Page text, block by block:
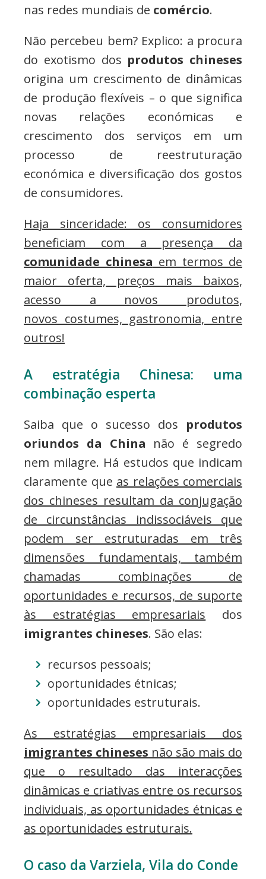
nas redes mundiais de comércio.
Não percebeu bem? Explico: a procura
do exotismo dos produtos chineses
origina um crescimento de dinâmicas
de produção flexíveis – o que significa
novas relações económicas e
crescimento dos serviços em um
processo de reestruturação
económica e diversificação dos gostos
de consumidores.
Haja sinceridade: os consumidores
beneficiam com a presença da
comunidade chinesa em termos de
maior oferta, preços mais baixos,
acesso a novos produtos,
novos costumes, gastronomia, entre
outros!
A estratégia Chinesa: uma
combinação esperta
Saiba que o sucesso dos produtos
oriundos da China não é segredo
nem milagre. Há estudos que indicam
claramente que as relações comerciais
dos chineses resultam da conjugação
de circunstâncias indissociáveis que
podem ser estruturadas em três
dimensões fundamentais, também
chamadas combinações de
oportunidades e recursos, de suporte
às estratégias empresariais dos
imigrantes chineses. São elas:
recursos pessoais;
oportunidades étnicas;
oportunidades estruturais.
As estratégias empresariais dos
imigrantes chineses não são mais do
que o resultado das interacções
dinâmicas e criativas entre os recursos
individuais, as oportunidades étnicas e
as oportunidades estruturais.
O caso da Varziela, Vila do Conde